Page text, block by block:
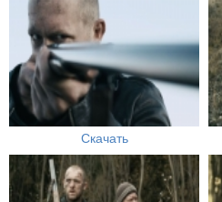
Скачать